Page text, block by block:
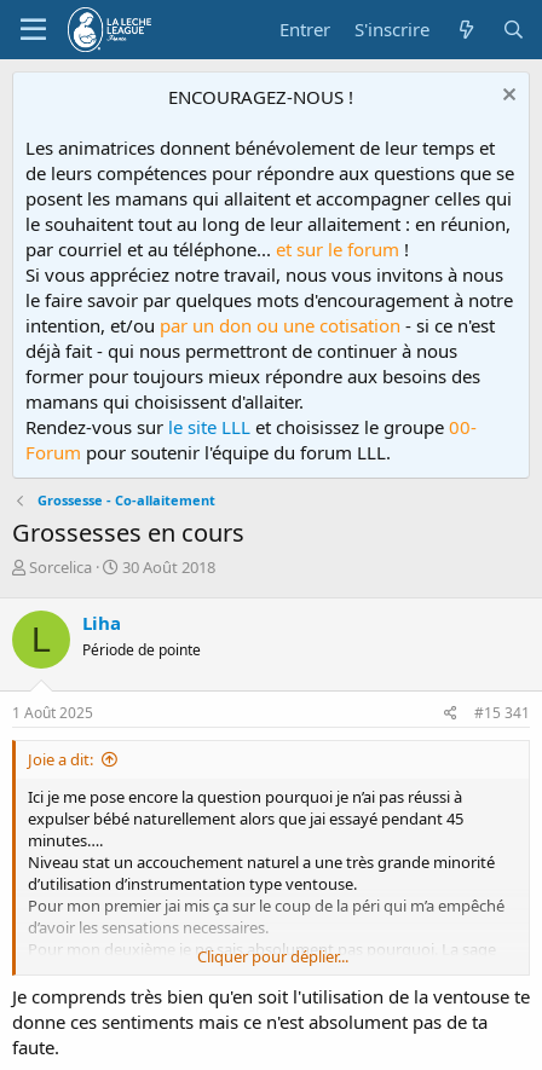
Entrer S'inscrire
ENCOURAGEZ-NOUS !
Les animatrices donnent bénévolement de leur temps et
de leurs compétences pour répondre aux questions que se
posent les mamans qui allaitent et accompagner celles qui
le souhaitent tout au long de leur allaitement : en réunion,
par courriel et au téléphone... et sur le forum !
Si vous appréciez notre travail, nous vous invitons à nous
le faire savoir par quelques mots d'encouragement à notre
intention, et/ou par un don ou une cotisation - si ce n'est
déjà fait - qui nous permettront de continuer à nous
former pour toujours mieux répondre aux besoins des
mamans qui choisissent d'allaiter.
Rendez-vous sur le site LLL et choisissez le groupe 00-
Forum pour soutenir l'équipe du forum LLL.
Grossesse - Co-allaitement
Grossesses en cours
D
m
a
r
é
e
a
Sorcelica
D
d
d
30 Août 2018
L Liha
Période de pointe
1 Août 2025 #15 341
Joie a dit:
Ici je me pose encore la question pourquoi je n’ai pas réussi à
expulser bébé naturellement alors que jai essayé pendant 45
minutes….
Niveau stat un accouchement naturel a une très grande minorité
d’utilisation d’instrumentation type ventouse.
Pour mon premier jai mis ça sur le coup de la péri qui m’a empêché
d’avoir les sensations necessaires.
Pour mon deuxième je ne sais absolument pas pourquoi. La sage
femme m’a dit que bébé était dans une position pas facile pour moi.
Le gynécologue que jai vu plus tard ne se souvenait pas (il n’avait
rien noté dans le dossier) mais m’a dit qu’il utilisait la ventouse
quand la presentation était normale…
Mon conjoint trouve ça fou que je me questionne encore des mois
Cliquer pour déplier...
Je comprends très bien qu'en soit l'utilisation de la ventouse te
donne ces sentiments mais ce n'est absolument pas de ta
faute.